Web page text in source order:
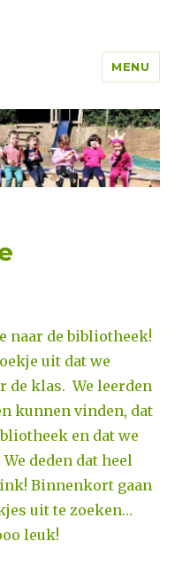
MENU
naar de bibliotheek!
uit dat we
de klas. We leerden
kunnen vinden, dat
en dat we
deden dat heel
Binnenkort gaan
uit te zoeken…
leuk!